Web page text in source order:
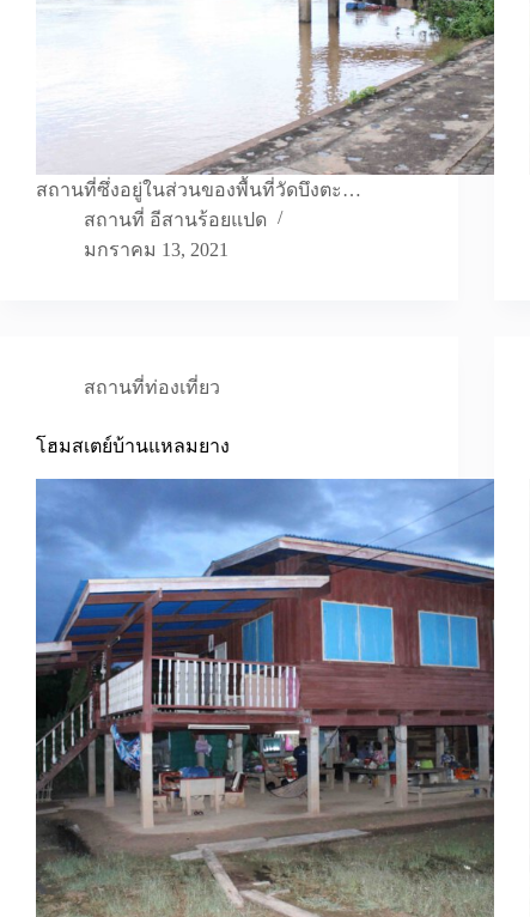
สถานที่ซึ่งอยู่ในส่วนของพื้นที่วัดบึงตะ…
สถานที่ อีสานร้อยแปด
มกราคม 13, 2021
สถานที่ท่องเที่ยว
โฮมสเตย์บ้านแหลมยาง